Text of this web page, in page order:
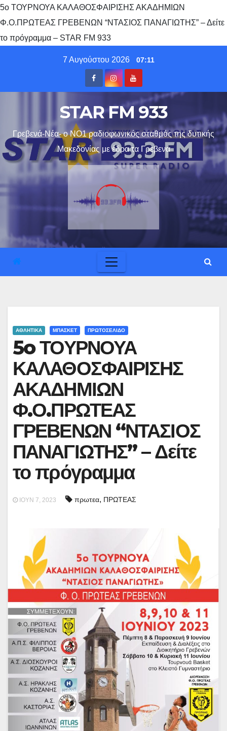
5o ΤΟΥΡΝΟΥΑ ΚΑΛΑΘΟΣΦΑΙΡΙΣΗΣ ΑΚΑΔΗΜΙΩΝ
Φ.Ο.ΠΡΩΤΕΑΣ ΓΡΕΒΕΝΩΝ “ΝΤΑΣΙΟΣ ΠΑΝΑΓΙΩΤΗΣ” – Δείτε
το πρόγραμμα – STAR FM 933
7 Αυγούστου 2026 07:11
STAR FM 933
Γρεβενά-Νέα- ο ΝΟ1 ραδιοφωνικός σταθμός της δυτικής
Μακεδονίας με έδρα τα Γρεβενα
ΑΘΛΗΤΙΚΑ ΜΠΑΣΚΕΤ ΠΡΩΤΟΣΕΛΙΔΟ
5o ΤΟΥΡΝΟΥΑ
ΚΑΛΑΘΟΣΦΑΙΡΙΣΗΣ
ΑΚΑΔΗΜΙΩΝ
Φ.Ο.ΠΡΩΤΕΑΣ
ΓΡΕΒΕΝΩΝ “ΝΤΑΣΙΟΣ
ΠΑΝΑΓΙΩΤΗΣ” – Δείτε
το πρόγραμμα
ΙΟΎΝ 7, 2023 πρωτεα, ΠΡΩΤΕΑΣ